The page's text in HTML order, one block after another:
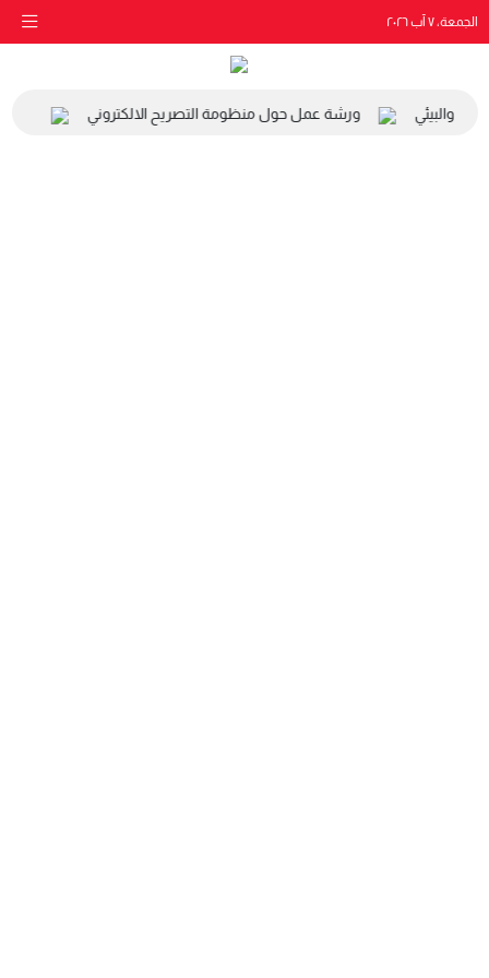
الجمعة، ٧ آب ٢٠٢٦
والبيئي ورشة عمل حول منظومة التصريح الالكتروني